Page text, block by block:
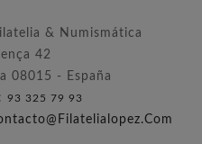
& Numismática
42
08015 - España
93 325 79 93